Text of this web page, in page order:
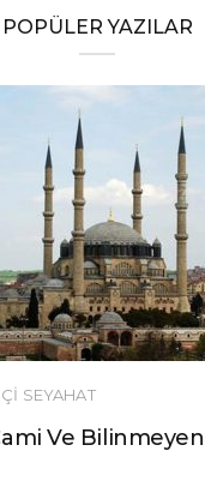
POPÜLER YAZILAR
SEYAHAT
Ve